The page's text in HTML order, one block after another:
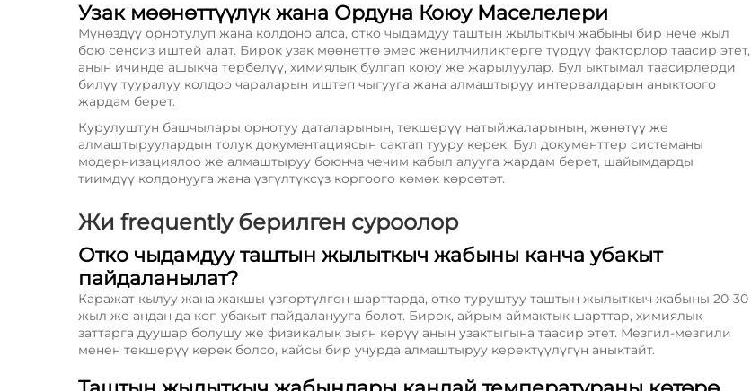
Узак мөөнөттүүлүк жана Ордуна Коюу Маселелери
Мүнөздүү орнотулуп жана колдоно алса, отко чыдамдуу таштын жылыткыч жабыны бир нече жыл
бою сенсиз иштей алат. Бирок узак мөөнөттө эмес жеңилчиликтерге түрдүү факторлор таасир этет,
анын ичинде ашыкча тербелүү, химиялык булгап коюу же жарылуулар. Бул ыктымал таасирлерди
билүү тууралуу колдоо чараларын иштеп чыгууга жана алмаштыруу интервалдарын аныктоого
жардам берет.
Курулуштун башчылары орнотуу даталарынын, текшерүү натыйжаларынын, жөнөтүү же
алмаштыруулардын толук документациясын сактап тууру керек. Бул документтер системаны
модернизациялоо же алмаштыруу боюнча чечим кабыл алууга жардам берет, шайымдарды
тиимдүү колдонууга жана үзгүлтүксүз коргоого көмөк көрсөтөт.
Жи frequently берилген суроолор
Отко чыдамдуу таштын жылыткыч жабыны канча убакыт
пайдаланылат?
Каражат кылуу жана жакшы үзгөртүлгөн шарттарда, отко туруштуу таштын жылыткыч жабыны 20-30
жыл же андан да көп убакыт пайдаланууга болот. Бирок, айрым аймактык шарттар, химиялык
заттарга дуушар болушу же физикалык зыян көрүү анын узактыгына таасир этет. Мезгил-мезгили
менен текшерүү керек болсо, кайсы бир учурда алмаштыруу керектүүлүгүн аныктайт.